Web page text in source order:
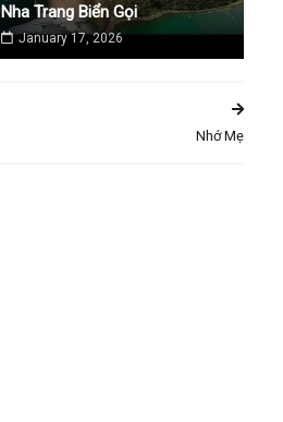
Nha Trang Biển Gọi
January 17, 2026
Nhớ Mẹ